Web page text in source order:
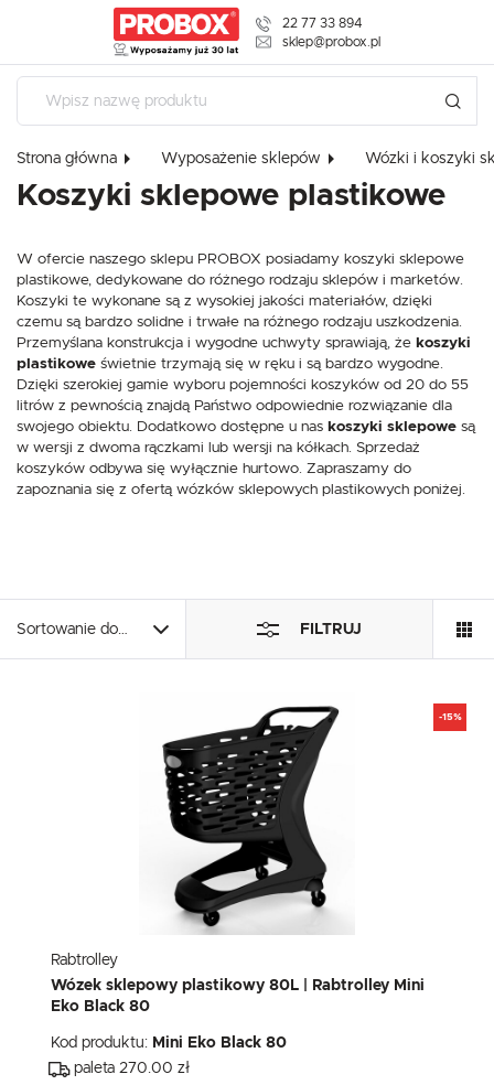
22 77 33 894
sklep@probox.pl
Strona główna Wyposażenie sklepów Wózki i koszyki
Koszyki sklepowe plastikowe
W ofercie naszego sklepu PROBOX posiadamy koszyki sklepowe
plastikowe, dedykowane do różnego rodzaju sklepów i marketów.
Koszyki te wykonane są z wysokiej jakości materiałów, dzięki
czemu są bardzo solidne i trwałe na różnego rodzaju uszkodzenia.
Przemyślana konstrukcja i wygodne uchwyty sprawiają, że koszyki
plastikowe świetnie trzymają się w ręku i są bardzo wygodne.
Dzięki szerokiej gamie wyboru pojemności koszyków od 20 do 55
litrów z pewnością znajdą Państwo odpowiednie rozwiązanie dla
swojego obiektu. Dodatkowo dostępne u nas koszyki sklepowe są
w wersji z dwoma rączkami lub wersji na kółkach. Sprzedaż
koszyków odbywa się wyłącznie hurtowo. Zapraszamy do
zapoznania się z ofertą wózków sklepowych plastikowych poniżej.
Sortowanie domyślne FILTRUJ
-15%
Rabtrolley
Wózek sklepowy plastikowy 80L | Rabtrolley Mini
Eko Black 80
Kod produktu: Mini Eko Black 80
paleta 270.00 zł
USTAWIENIA
Niezbędne
Niezbędne pliki cookies służą do prawidłowego funkcjonowania strony
oferowanych przez nas usług.
Pliki cookies odpowiadają na podejmowane przez Ciebie działania w celu m.in.
prywatności, logowania czy wypełniania formularzy. Dzięki plikom cookies
Więcej
Funkcjonalne i personalizacyjne
Tego typu pliki cookies umożliwiają stronie internetowej zapamiętanie
Analityczne
Analityczne pliki cookies pomagają nam rozwijać się i dostosowywać do Twoich
Cookies analityczne pozwalają na uzyskanie informacji w zakresie
Wyrażenie zgody na analityczne pliki cookies gwarantuje dostępność
Dzięki reklamowym plikom cookies prezentujemy Ci najciekawsze informacje i
Promocyjne pliki cookies służą do prezentowania Ci naszych komunikatów na
zwyczajów dotyczących przeglądanej witryny internetowej. Treści
lub firm będących naszymi partnerami oraz innych dostawców usług. Firmy te
nasze treści w postaci wiadomości, ofert, komunikatów mediów
USTAWIENIA REGIONALNE
Lokalizacja
Polska
polski
Polski złoty (PLN)